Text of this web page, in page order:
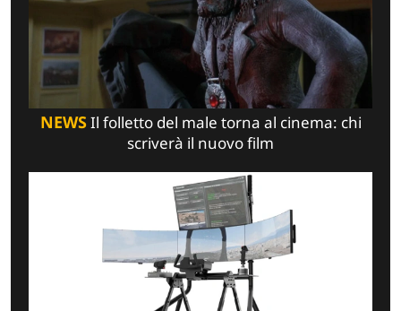
NEWSIl folletto del male torna al cinema: chi
scriverà il nuovo film